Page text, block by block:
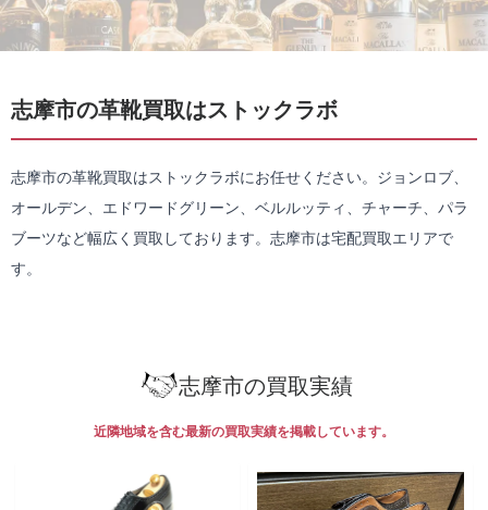
志摩市の革靴買取はストックラボ
志摩市の革靴買取はストックラボにお任せください。ジョンロブ、
オールデン、エドワードグリーン、ベルルッティ、チャーチ、パラ
ブーツなど幅広く買取しております。志摩市は宅配買取エリアで
す。
志摩市の買取実績
近隣地域を含む最新の買取実績を掲載しています。